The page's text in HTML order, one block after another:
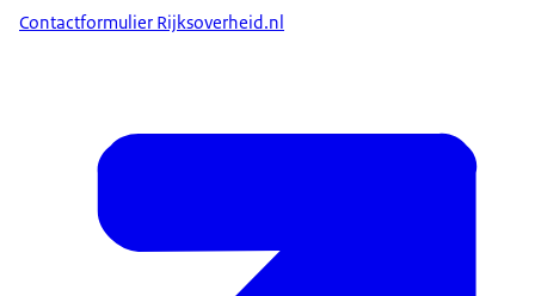
Contactformulier Rijksoverheid.nl